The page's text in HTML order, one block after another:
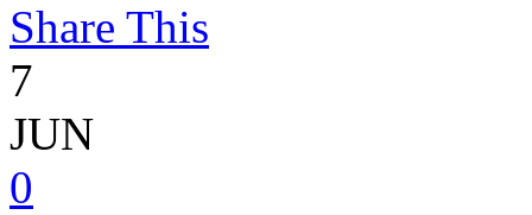
Share This
7
JUN
0